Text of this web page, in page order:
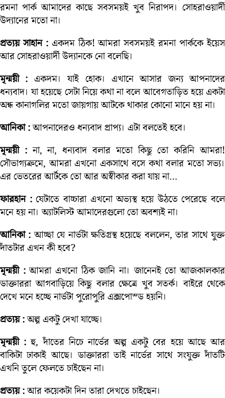
রমনা পার্ক আমাদের কাছে সবসময়ই খুব নিরাপদ। সোহরাওয়ার্দী
উদ্যানের মতো না।
প্রত্যয় সাহান :একদম ঠিক! আমরা সবসময়ই রমনা পার্ককে ইয়েস
আর সোহরাওয়ার্দী উদ্যানকে নো বলেছি।
মৃন্ময়ী : একদম। যাই হোক। এখানে আসার জন্য আপনাদের
ধন্যবাদ। যা হয়েছে সেটা নিয়ে কথা না বলে আবেগতাড়িত হয়ে একটা
অন্ধ কানাগলির মতো জায়গায় আটকে থাকার কোনো মানে হয় না।
আনিকা :আপনাদেরও ধন্যবাদ প্রাপ্য। এটা বলতেই হবে।
মৃন্ময়ী :না, না, ধন্যবাদ বলার মতো কিছু তো করিনি আমরা!
সৌভাগ্যক্রমে, আমরা এখনো একসাথে বসে কথা বলার মতো সভ্য।
এর ভেতরের আর্টকে তো আর অস্বীকার করা যায় না…
ফারহান :যেটাতে বাচ্চারা এখনো অভ্যস্থ হয়ে উঠতে পেরেছে বলে
মনে হয় না। অ্যাটলিস্ট আমাদেরগুলো তো অবশ্যই না।
আনিকা : আচ্ছা যে নার্ভটা ক্ষতিগ্রস্থ হয়েছে বললেন, তার সাথে যুক্ত
দাঁতটার এখন কী হবে?
মৃন্ময়ী :আমরা এখনো ঠিক জানি না। জানেনই তো আজকালকার
ডাক্তাররা আগবাড়িয়ে কিছু বলার ক্ষেত্রে খুব সতর্ক। বাইরে থেকে
দেখে মনে হচ্ছে নার্ভটা পুরোপুরি এক্সপোস্ড হয়নি।
প্রত্যয় :অল্প একটু দেখা যাচ্ছে।
মৃন্ময়ী : হু, দাঁতের নিচে নার্ভের অল্প একটু বের হয়ে আছে আর
বাকিটা ঢাকাই আছে। ডাক্তাররা তাই নার্ভের সাথে সংযুক্ত দাঁতটি
এখনি তুলে ফেলতে চাইছেন না।
প্রত্যয় :আর কয়েকটা দিন তারা দেখতে চাইছেন।